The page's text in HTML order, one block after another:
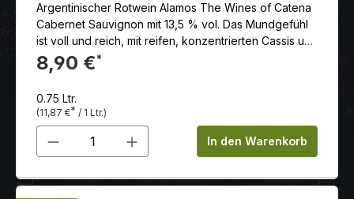
Argentinischer Rotwein Alamos The Wines of Catena
Cabernet Sauvignon mit 13,5 % vol. Das Mundgefühl
ist voll und reich, mit reifen, konzentrierten Cassis und
Himbeer Noten und einem Hauch von Schokolade
und süße Gewürzen. Der Abgang zeigt reifen,
Land: Argentinien Anbaugebiet: Mendoza
Rebsorten: Malbec: 100% Beschreibung: Alamos
Malbec ist eine Pracht! Auch hier ist die Handlese der
Trauben Pflicht. Im Duft klingen Kräuter, Brombeeren,
rund und sehr trinkgefällig. Serviervorschlag: Ideal zu
8,90 €*
0.75 Ltr.
(11,87 €* / 1 Ltr.)
Produkt Anzahl: Gib denIn den Warenkorb